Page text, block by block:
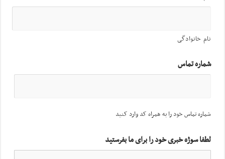
نام خانوادگی
شماره تماس
شماره تماس خود را به همراه کد وارد کنید
لطفا سوژه خبری خود را برای ما بفرستید